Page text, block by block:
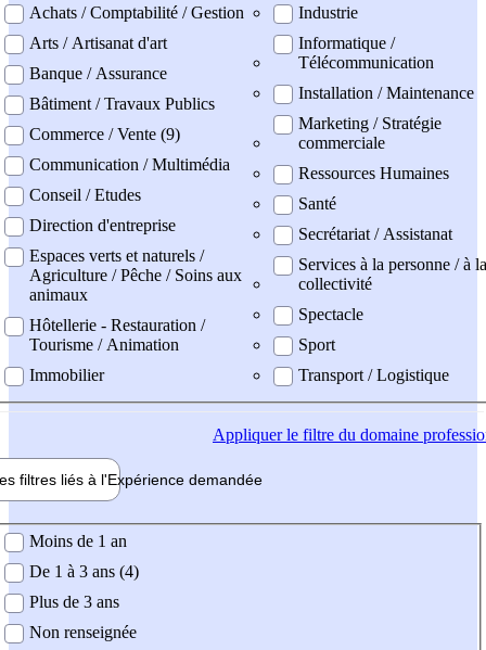
professionel
Achats / Comptabilité / Gestion
Arts / Artisanat d'art
Banque / Assurance
Bâtiment / Travaux Publics
Commerce / Vente (9)
Communication / Multimédia
Conseil / Etudes
Direction d'entreprise
Espaces verts et naturels /
Agriculture / Pêche / Soins aux
animaux
Hôtellerie - Restauration /
Tourisme / Animation
Immobilier
Industrie
Informatique /
Télécommunication
Installation / Maintenance
Marketing / Stratégie
commerciale
Ressources Humaines
Santé
Secrétariat / Assistanat
Services à la personne / à la
collectivité
Spectacle
Sport
Transport / Logistique
Appliquerle filtre du domaine
filtres liés à l'Expérience demandée
demandée
Moins de 1 an
De 1 à 3 ans (4)
Plus de 3 ans
Non renseignée